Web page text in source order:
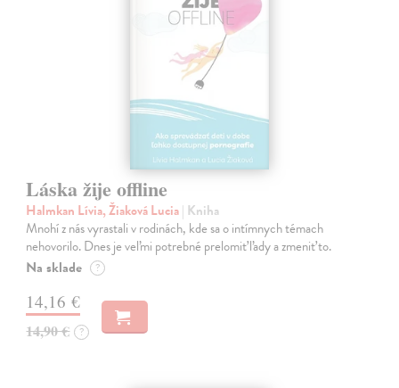
Láska žije offline
Halmkan Lívia, Žiaková Lucia| Kniha
Mnohí z nás vyrastali v rodinách, kde sa o intímnych témach
nehovorilo. Dnes je veľmi potrebné prelomiť ľady a zmeniť to.
Na sklade ?
14,16 €
14,90 € ?